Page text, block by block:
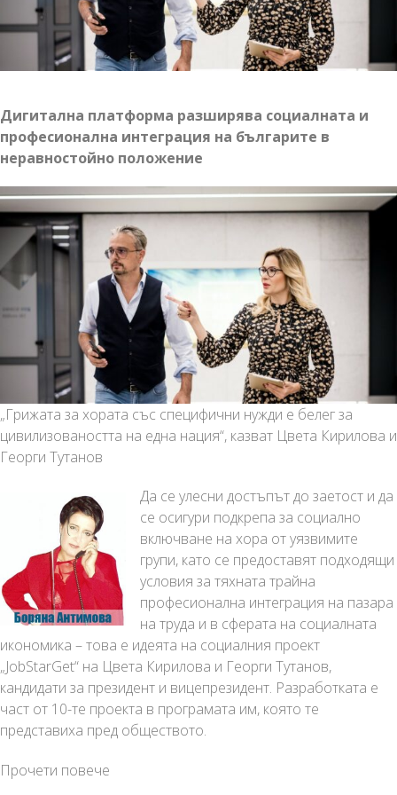
здравословен
начин
Дигитална платформа разширява социалната и
професионална интеграция на българите в
неравностойно положение
„Грижата за хората със специфични нужди е белег за
цивилизоваността на една нация“, казват Цвета Кирилова и
Георги Тутанов
Да се улесни достъпът до заетост и да
се осигури подкрепа за социално
включване на хора от уязвимите
групи, като се предоставят подходящи
условия за тяхната трайна
професионална интеграция на пазара
на труда и в сферата на социалната
икономика – това е идеята на социалния проект
„JobStarGet“ на Цвета Кирилова и Георги Тутанов,
кандидати за президент и вицепрезидент. Разработката е
част от 10-те проекта в програмата им, която те
представиха пред обществото.
Прочети повече